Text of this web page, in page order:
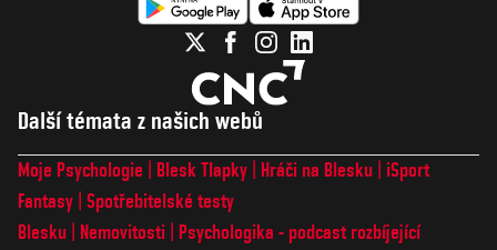
Další témata z našich webů
Moje Psychologie Blesk Tlapky Hráči na Blesku
iSport
Fantasy Spotřebitelské testy
Blesku
Nemovitosti
Psychologika - podcast rozbíjející